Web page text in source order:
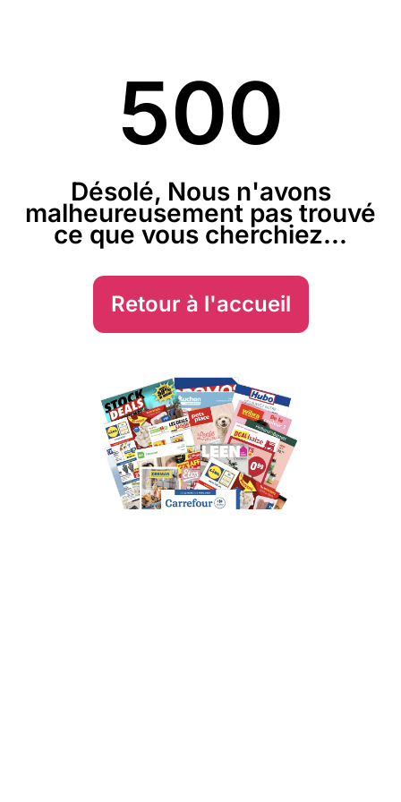
500
Désolé, Nous n'avons
malheureusement pas trouvé
ce que vous cherchiez...
Retour à l'accueil